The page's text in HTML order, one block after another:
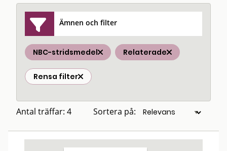
Ämnen och filter
NBC-stridsmedel Relaterade
Rensa filter
Antal träffar: 4 Sortera på: